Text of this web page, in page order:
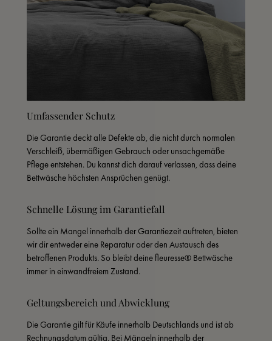
Umfassender Schutz
Die Garantie deckt alle Defekte ab, die nicht durch normalen
Verschleiß, übermäßigen Gebrauch oder unsachgemäße
Pflege entstehen. Du kannst dich darauf verlassen, dass deine
Bettwäsche höchsten Ansprüchen genügt.
Schnelle Lösung im Garantiefall
Sollte ein Mangel innerhalb der Garantiezeit auftreten, bieten
wir dir entweder eine Reparatur oder den Austausch des
betroffenen Produkts. So bleibt deine fleuresse® Bettwäsche
immer in einwandfreiem Zustand.
Geltungsbereich und Abwicklung
Die Garantie gilt für Käufe innerhalb Deutschlands und ist ab
Rechnungsdatum gültig. Bei Mängeln innerhalb der